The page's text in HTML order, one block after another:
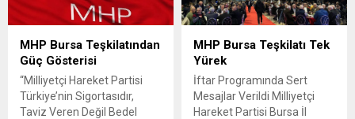
örnekleri yürekleri ısıttı.
Etkinlikte yer alan isimlerden
biri olan Esin Akkoyunlu
Kaynar, hem sahadaki
çalışmaları hem de yaptığı
açıklamalarla dikkat çekti.
İYİ Parti Osmangazi Kadın...
MHP Bursa Teşkilatından
Güç Gösterisi
“Milliyetçi Hareket Partisi
Türkiye’nin Sigortasıdır,
Taviz Veren Değil Bedel
MHP Bursa Teşkilatı Tek
Yürek
İftar Programında Sert
Mesajlar Verildi Milliyetçi
Hareket Partisi Bursa İl